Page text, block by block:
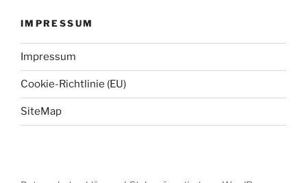
IMPRESSUM
Impressum
Cookie-Richtlinie (EU)
SiteMap